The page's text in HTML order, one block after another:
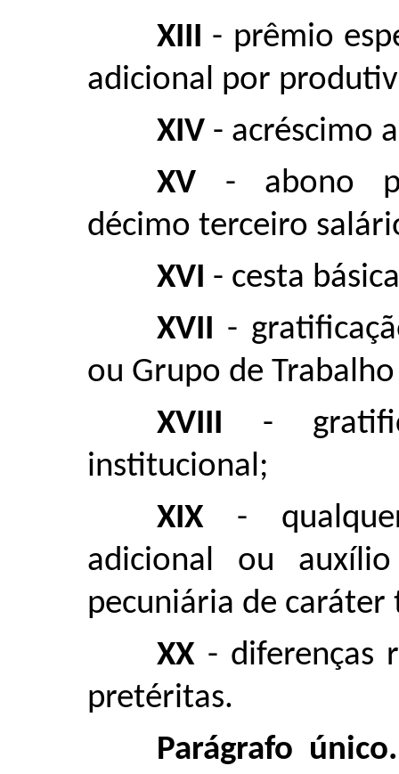
XIII - prêmio
adicional por
XIV - acréscimo
XV - abono
décimo terceiro
XVI - cesta
XVII -
ou Grupo de
XVIII -
institucional;
XIX-
adicional ou
pecuniária de
XX- diferenças
pretéritas.
Parágrafo único.